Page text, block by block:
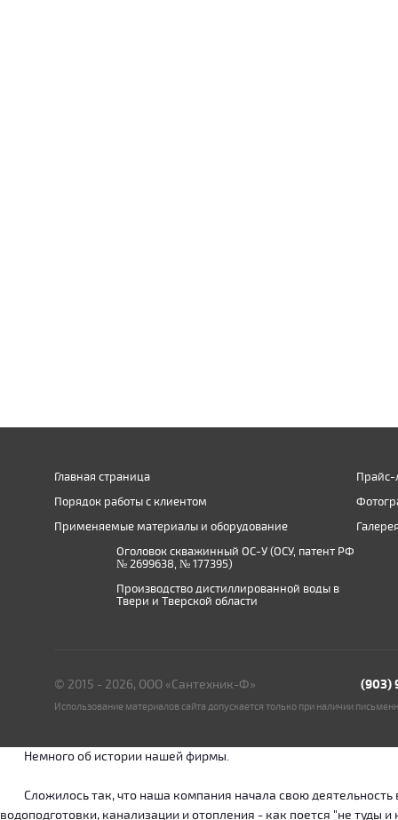
Главная страница
Порядок работы с клиентом
Применяемые материалы и оборудование
Прайс-
Оголовок скважинный ОС-У (ОСУ, патент РФ
№ 2699638, № 177395)
Производство дистиллированной воды в
Твери и Тверской области
© 2015 - 2026, ООО «Сантехник-Ф» (903)
Использование материалов сайта допускается только при наличии
Немного об истории нашей фирмы.
Сложилось так, что наша компания начала свою деятельность
водоподготовки, канализации и отопления - как поется "не